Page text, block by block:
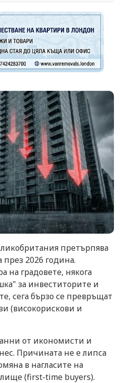
претърпява
2026 година.
на градовете, някога
за инвеститорите и
сега бързо се превръщат
(високорискови и
от икономисти и
Причината не е липса
в нагласите на
(first-time buyers).